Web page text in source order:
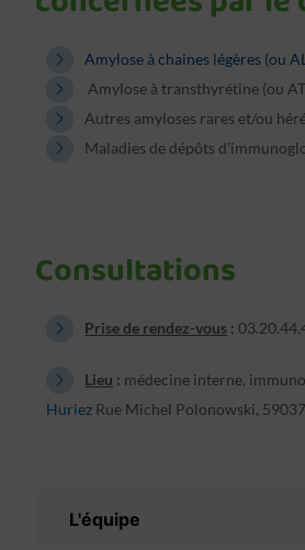
Amylose à chaines légères (ou
Amylose à transthyrétine (ou
Autres amyloses rares et/ou
Maladies de dépôts
Consultations
Prise de rendez-vous :
Lieu : médecine interne,
Huriez Rue Michel Polonowski,
L'équipe